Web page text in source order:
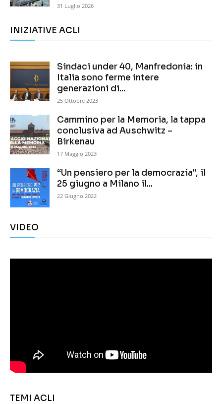
31 Luglio 2026
INIZIATIVE ACLI
Sindaci under 40, Manfredonia: in
Italia sono ferme intere
generazioni di...
25 Ottobre 2023
Cammino per la Memoria, la tappa
conclusiva ad Auschwitz –
Birkenau
17 Maggio 2023
“Un pensiero per la democrazia”, il
25 giugno a Milano il...
22 Giugno 2022
VIDEO
TEMI ACLI